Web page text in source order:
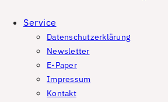
Service
Datenschutzerklärung
Newsletter
E-Paper
Impressum
Kontakt